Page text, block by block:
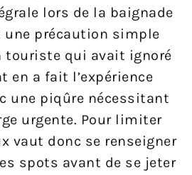
lors de la baignade
une précaution simple
touriste qui avait ignoré
en a fait l’expérience
une piqûre nécessitant
urgente. Pour limiter
vaut donc se renseigner
spots avant de se jeter